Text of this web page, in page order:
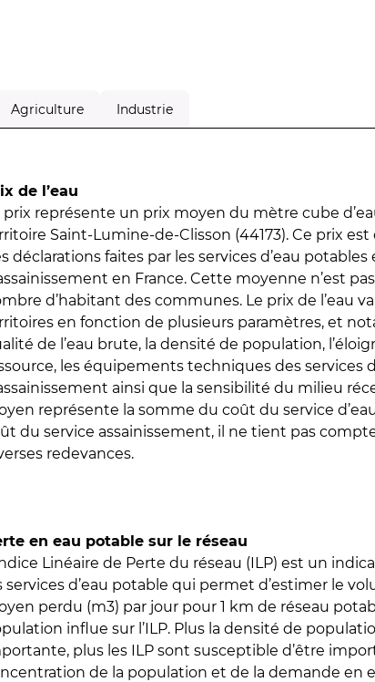
Agriculture Industrie
de l’eau
prix représente un prix moyen du mètre cube
Saint-Lumine-de-Clisson (44173). Ce prix est
déclarations faites par les services d’eau potables
en France. Cette moyenne n’est
d’habitant des communes. Le prix de l’eau
en fonction de plusieurs paramètres, et
de l’eau brute, la densité de population,
les équipements techniques des services
ainsi que la sensibilité du milieu
représente la somme du coût du service
du service assainissement, il ne tient pas
redevances.
en eau potable sur le réseau
Linéaire de Perte du réseau (ILP) est un
services d’eau potable qui permet d’estimer le
perdu (m3) par jour pour 1 km de réseau
influe sur l’ILP. Plus la densité de
plus les ILP sont susceptible d’être
de la population et de la demande en